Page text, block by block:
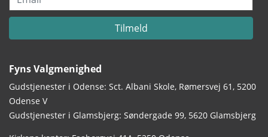
Fyns Valgmenighed
Gudstjenester i Odense: Sct. Albani Skole, Rømersvej 61, 5200
Odense V
Gudstjenester i Glamsbjerg: Søndergade 99, 5620 Glamsbjerg
Tilmeld